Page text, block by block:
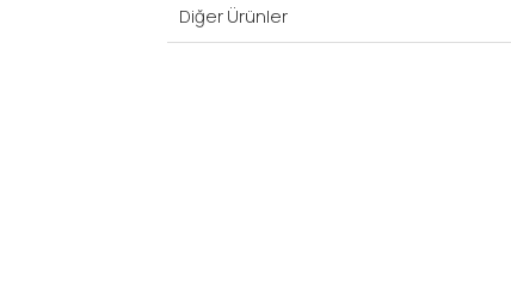
Diğer Ürünler